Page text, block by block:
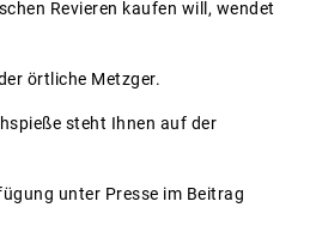
Revieren kaufen will, wendet
örtliche Metzger.
steht Ihnen auf der
unter Presse im Beitrag